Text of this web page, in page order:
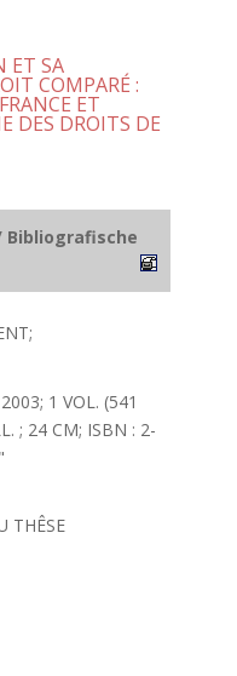
ET SA
COMPARÉ :
ET
DES DROITS DE
Bibliografische
1 VOL. (541
; 24 CM; ISBN : 2-
THÊSE